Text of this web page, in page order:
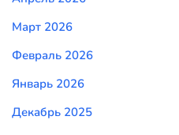
Март 2026
Февраль 2026
Январь 2026
Декабрь 2025